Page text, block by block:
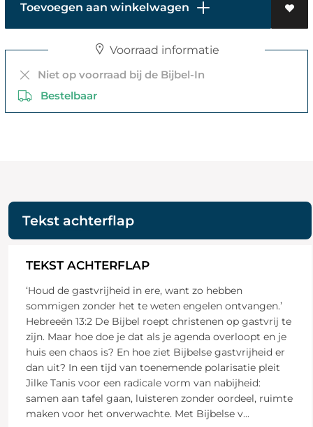
Toevoegen aan winkelwagen
Voorraad informatie
Niet op voorraad bij de Bijbel-In
Bestelbaar
Tekst achterflap
TEKST ACHTERFLAP
‘Houd de gastvrijheid in ere, want zo hebben
sommigen zonder het te weten engelen ontvangen.’
Hebreeën 13:2 De Bijbel roept christenen op gastvrij te
zijn. Maar hoe doe je dat als je agenda overloopt en je
huis een chaos is? En hoe ziet Bijbelse gastvrijheid er
dan uit? In een tijd van toenemende polarisatie pleit
Jilke Tanis voor een radicale vorm van nabijheid:
samen aan tafel gaan, luisteren zonder oordeel, ruimte
maken voor het onverwachte. Met Bijbelse v...